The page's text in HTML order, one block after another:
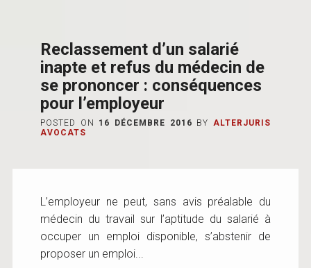
Reclassement d’un salarié
inapte et refus du médecin de
se prononcer : conséquences
pour l’employeur
POSTED ON 16 DÉCEMBRE 2016 BY ALTERJURIS
AVOCATS
L’employeur ne peut, sans avis préalable du
médecin du travail sur l’aptitude du salarié à
occuper un emploi disponible, s’abstenir de
proposer un emploi...